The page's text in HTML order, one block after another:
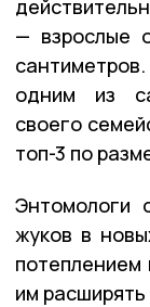
— взрослые
одним из
своего
топ-3 по
Энтомологи
жуков в
потеплением
им